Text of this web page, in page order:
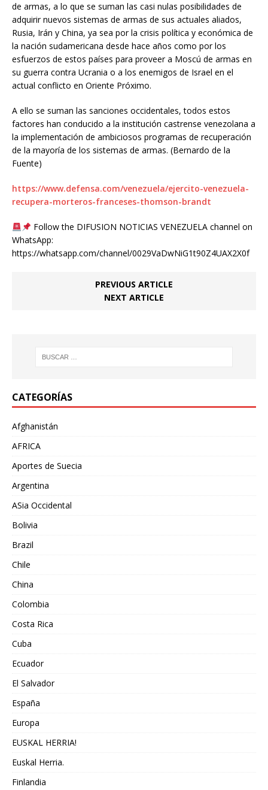
de armas, a lo que se suman las casi nulas posibilidades de
adquirir nuevos sistemas de armas de sus actuales aliados,
Rusia, Irán y China, ya sea por la crisis política y económica de
la nación sudamericana desde hace años como por los
esfuerzos de estos países para proveer a Moscú de armas en
su guerra contra Ucrania o a los enemigos de Israel en el
actual conflicto en Oriente Próximo.
A ello se suman las sanciones occidentales, todos estos
factores han conducido a la institución castrense venezolana a
la implementación de ambiciosos programas de recuperación
de la mayoría de los sistemas de armas. (Bernardo de la
Fuente)
https://www.defensa.com/venezuela/ejercito-venezuela-
recupera-morteros-franceses-thomson-brandt
Follow the DIFUSION NOTICIAS VENEZUELA channel on
WhatsApp:
https://whatsapp.com/channel/0029VaDwNiG1t90Z4UAX2X0f
PREVIOUS ARTICLE
NEXT ARTICLE
CATEGORÍAS
Afghanistán
AFRICA
Aportes de Suecia
Argentina
ASia Occidental
Bolivia
Brazil
Chile
China
Colombia
Costa Rica
Cuba
Ecuador
El Salvador
España
Europa
EUSKAL HERRIA!
Euskal Herria.
Finlandia